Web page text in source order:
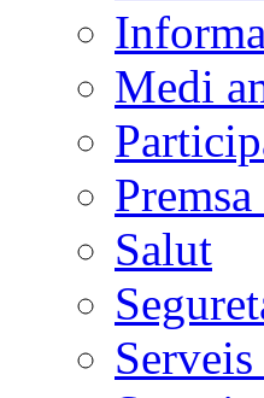
Medi
Salut